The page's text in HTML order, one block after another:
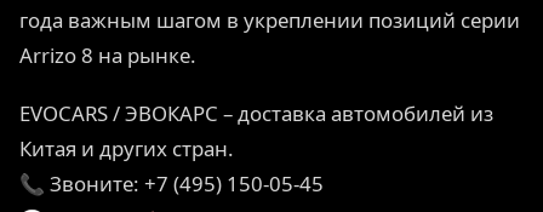
года важным шагом в укреплении позиций серии
Arrizo 8 на рынке.
EVOCARS / ЭВОКАРС – доставка автомобилей из
Китая и других стран.
📞 Звоните: +7 (495) 150-05-45